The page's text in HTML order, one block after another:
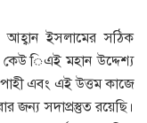
আহ্বান ইসলামের সঠিক
কেউ িএই মহান উদ্দেশ্য
এবং এই উত্তম কাজে
জন্য সদাপ্রস্তুত রয়েছি।